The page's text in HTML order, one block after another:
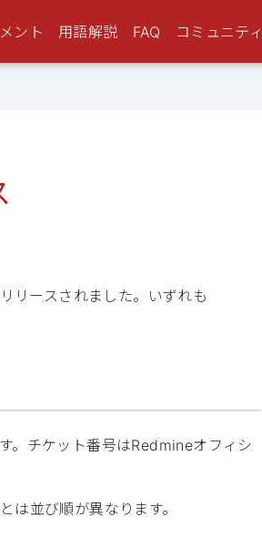
ント 用語解説 FAQ コミュニティ
リースされました。いずれも
。チケット番号はRedmineオフィシ
は並び順が異なります。